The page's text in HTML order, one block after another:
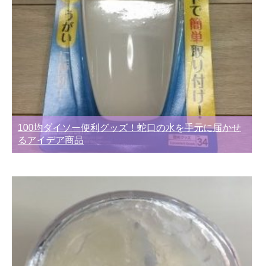
100均ダイソー便利グッズ！蛇口の水を手元に届かせ
るアイデア商品